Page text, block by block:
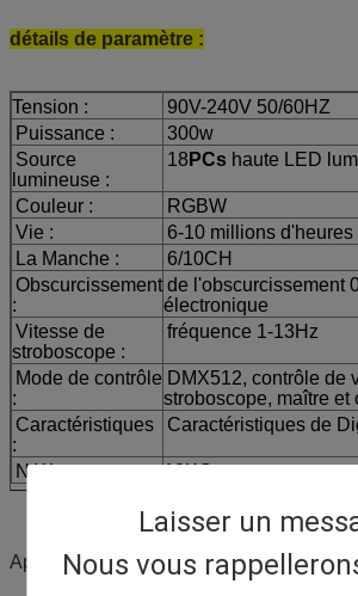
Laisser un
Nous vous
détails de paramètre :
Tension :
90V-240V 50/60HZ
Puissance :
300w
Source
lumineuse :
18 PCs haute LED
Couleur :
RGBW
Vie :
6-10 millions d'heures
La Manche :
6/10CH
Obscurcissement
:
de l'obscurcissement
électronique
Vitesse de
stroboscope :
fréquence 1-13Hz
Mode de contrôle
:
DMX512, contrôle de
stroboscope, maître et
Caractéristiques
:
Caractéristiques de
N.W : 10KG
Applications :